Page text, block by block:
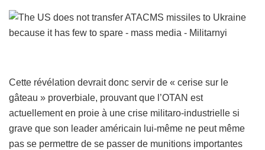
Cette révélation devrait donc servir de « cerise sur le
gâteau » proverbiale, prouvant que l’OTAN est
actuellement en proie à une crise militaro-industrielle si
grave que son leader américain lui-même ne peut même
pas se permettre de se passer de munitions importantes